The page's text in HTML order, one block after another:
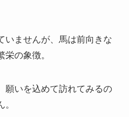
いませんが、馬は前向きな
の象徴。
願いを込めて訪れてみるの